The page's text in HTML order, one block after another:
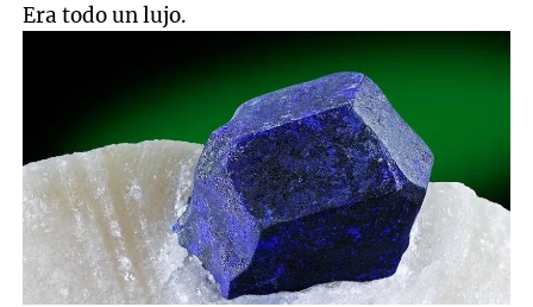
Era todo un lujo.